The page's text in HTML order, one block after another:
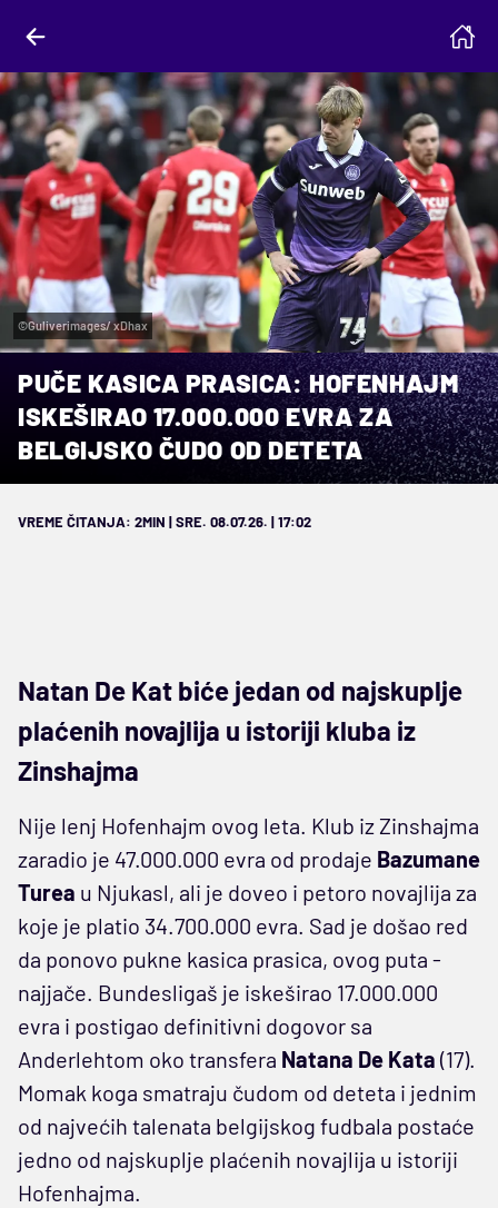
©Guliverimages/ xDhax
PUČE KASICA PRASICA: HOFENHAJM
ISKEŠIRAO 17.000.000 EVRA ZA
BELGIJSKO ČUDO OD DETETA
VREME ČITANJA: 2MIN | SRE. 08.07.26. | 17:02
Natan De Kat biće jedan od najskuplje
plaćenih novajlija u istoriji kluba iz
Zinshajma
Nije lenj Hofenhajm ovog leta. Klub iz Zinshajma
zaradio je 47.000.000 evra od prodaje Bazumane
Turea u Njukasl, ali je doveo i petoro novajlija za
koje je platio 34.700.000 evra. Sad je došao red
da ponovo pukne kasica prasica, ovog puta -
najjače. Bundesligaš je iskeširao 17.000.000
evra i postigao definitivni dogovor sa
Anderlehtom oko transfera Natana De Kata (17).
Momak koga smatraju čudom od deteta i jednim
od najvećih talenata belgijskog fudbala postaće
jedno od najskuplje plaćenih novajlija u istoriji
Hofenhajma.